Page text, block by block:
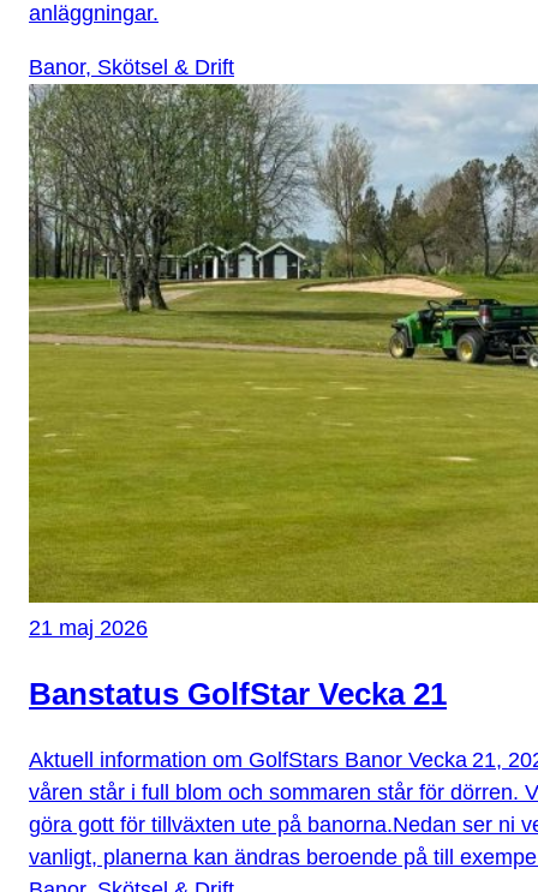
anläggningar.
Banor, Skötsel & Drift
21 maj 2026
Banstatus GolfStar Vecka 21
Aktuell information om GolfStars Banor Vecka 21,
våren står i full blom och sommaren står för dörren.
göra gott för tillväxten ute på banorna.Nedan ser ni
vanligt, planerna kan ändras beroende på till